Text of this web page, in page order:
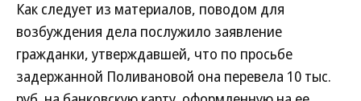
Как следует из материалов, поводом для
возбуждения дела послужило заявление
гражданки, утверждавшей, что по просьбе
задержанной Поливановой она перевела 10 тыс.